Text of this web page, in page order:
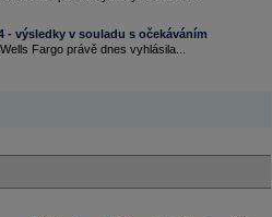
- výsledky v souladu s očekáváním
Fargo právě dnes vyhlásila...